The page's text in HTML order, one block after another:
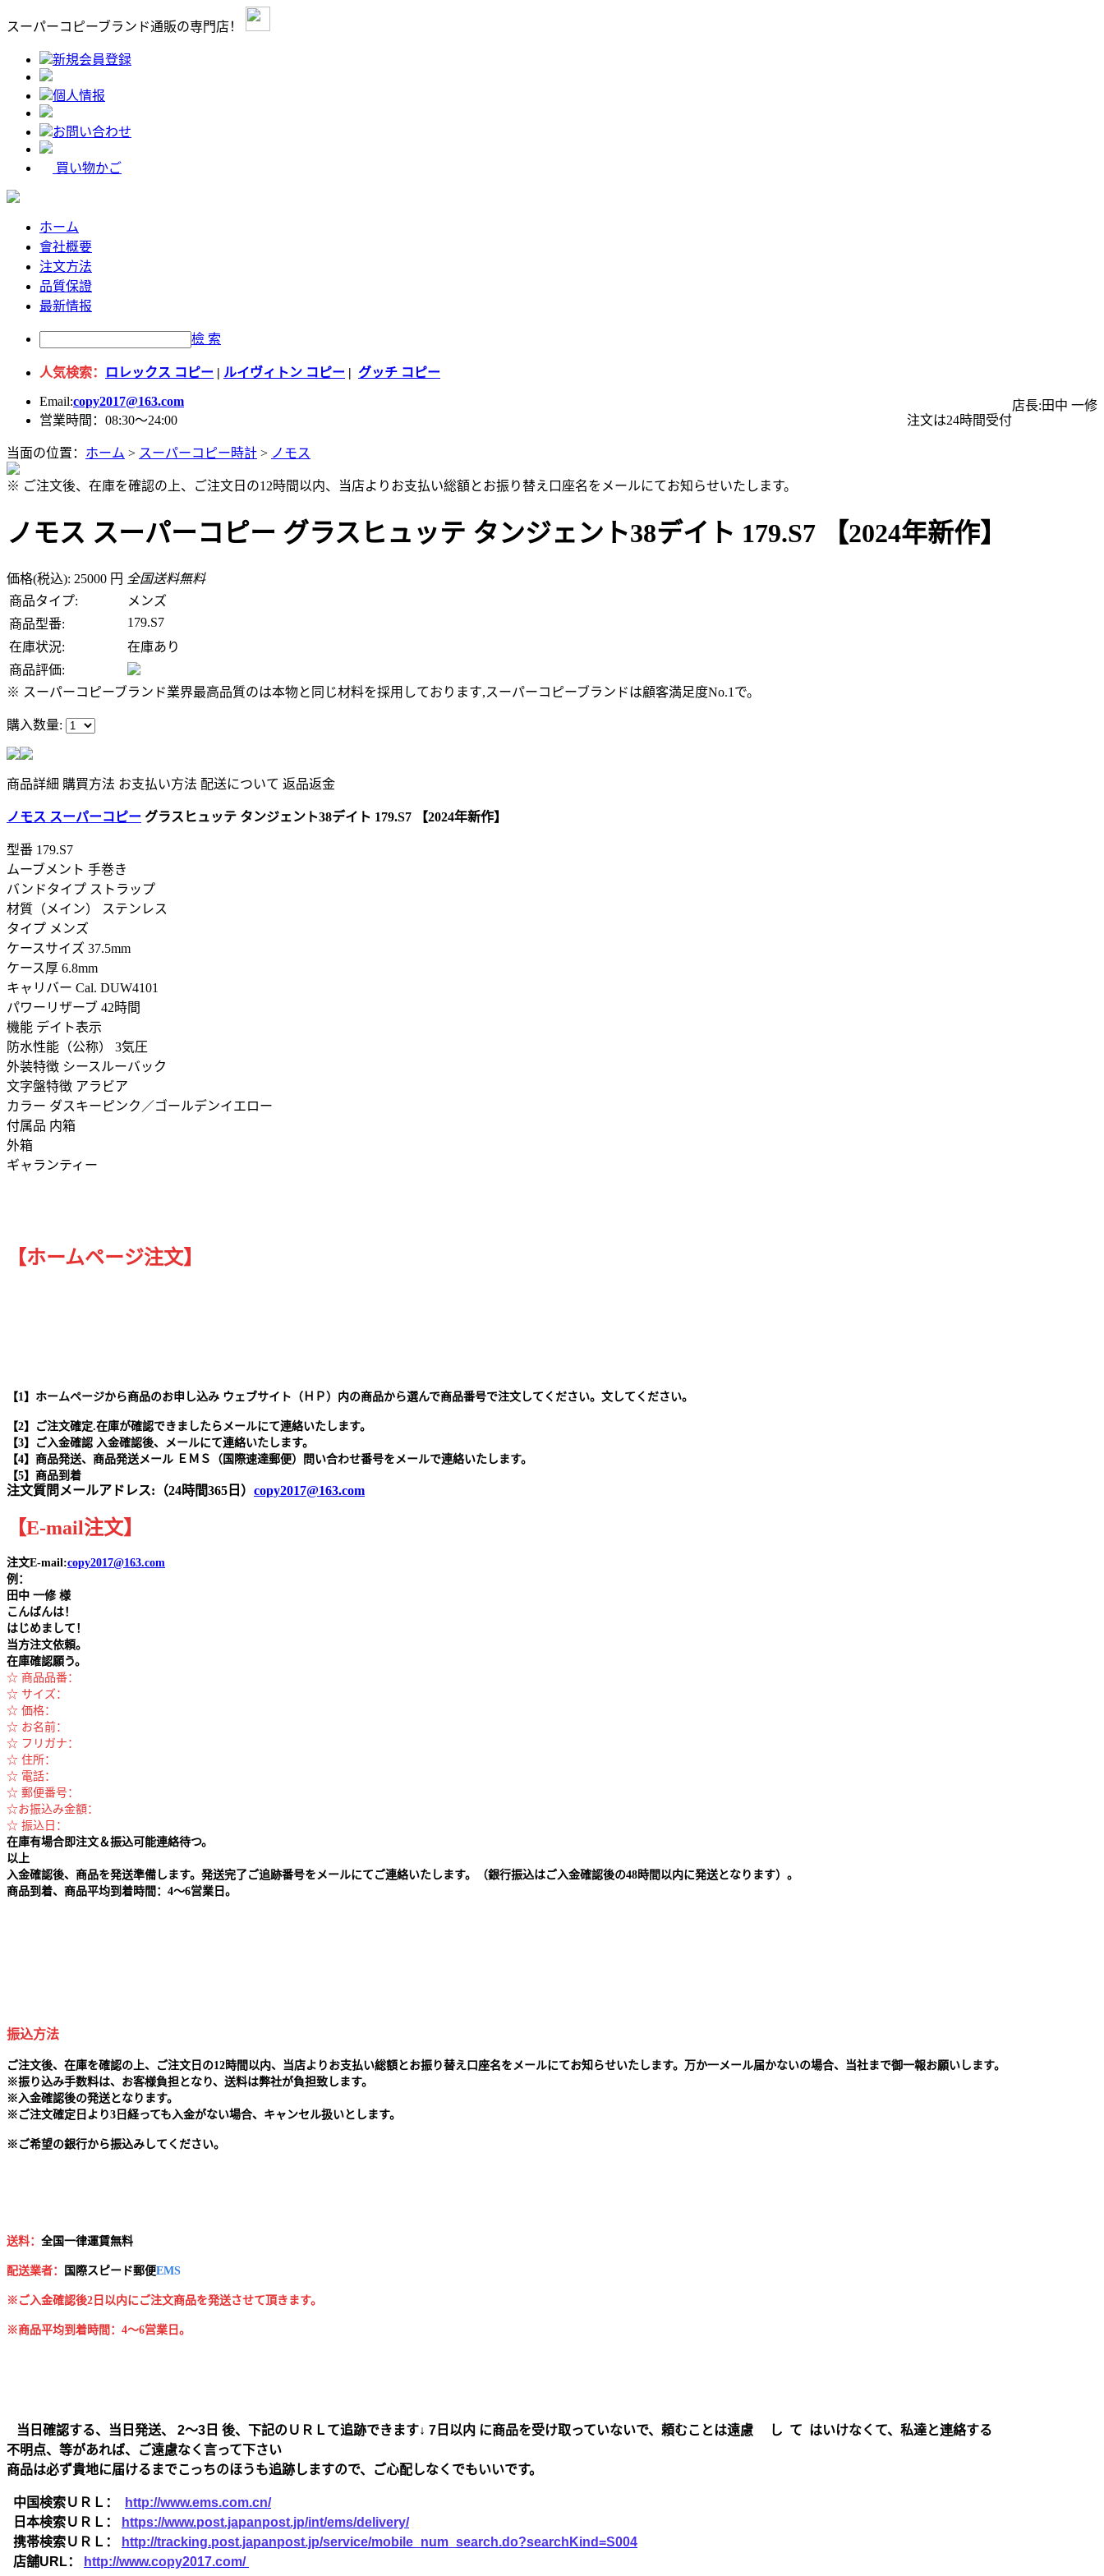
スーパーコピーブランド通販の専門店！
新規会員登録
個人情报
お問い合わせ
買い物かご
ホーム
會社概要
注文方法
品質保證
最新情报
檢 索
人気検索： ロレックス コピー | ルイヴィトン コピー | グッチ コピー
Email:copy2017@163.com
店長:田中 一修
営業時間：08:30～24:00
注文は24時間受付
当面の位置： ホーム > スーパーコピー時計 > ノモス
※ ご注文後、在庫を確認の上、ご注文日の12時間以内、当店よりお支払い総額とお振り替え口座名をメールにてお知らせいたします。
ノモス スーパーコピー グラスヒュッテ タンジェント38デイト 179.S7 【2024年新作】
価格(税込): 25000 円 全国送料無料
商品タイプ:
メンズ
商品型番:
179.S7
在庫状況:
在庫あり
商品評価:
※ スーパーコピーブランド業界最高品質のは本物と同じ材料を採用しております,スーパーコピーブランドは顧客満足度No.1で。
購入数量:
商品詳細 購買方法 お支払い方法 配送について 返品返金
ノモス スーパーコピー グラスヒュッテ タンジェント38デイト 179.S7 【2024年新作】
型番 179.S7
ムーブメント 手巻き
バンドタイプ ストラップ
材質（メイン） ステンレス
タイプ メンズ
ケースサイズ 37.5mm
ケース厚 6.8mm
キャリバー Cal. DUW4101
パワーリザーブ 42時間
機能 デイト表示
防水性能（公称） 3気圧
外装特徴 シースルーバック
文字盤特徴 アラビア
カラー ダスキーピンク／ゴールデンイエロー
付属品 内箱
外箱
ギャランティー
【ホームページ注文】
【1】ホームページから商品のお申し込み ウェブサイト（ＨＰ）内の商品から選んで商品番号で注文してください。文してください。
【2】ご注文確定.在庫が確認できましたらメールにて連絡いたします。
【3】ご入金確認 入金確認後、メールにて連絡いたします。
【4】商品発送、商品発送メール ＥＭＳ（国際速達郵便）問い合わせ番号をメールで連絡いたします。
【5】商品到着
注文質問メールアドレス:（24時間365日） copy2017@163.com
【E-mail注文】
注文E-mail:copy2017@163.com
例：
田中 一修 様
こんばんは！
はじめまして！
当方注文依頼。
在庫確認願う。
☆ 商品品番：
☆ サイズ：
☆ 価格：
☆ お名前：
☆ フリガナ：
☆ 住所：
☆ 電話：
☆ 郵便番号：
☆お振込み金額：
☆ 振込日：
在庫有場合即注文＆振込可能連絡待つ。
以上
入金確認後、商品を発送準備します。発送完了ご追跡番号をメールにてご連絡いたします。（銀行振込はご入金確認後の48時間以内に発送となります）。
商品到着、商品平均到着時間：4～6営業日。
振込方法
ご注文後、在庫を確認の上、ご注文日の12時間以内、当店よりお支払い総額とお振り替え口座名をメールにてお知らせいたします。万か一メール届かないの場合、当社まで御一報お願いします。
※振り込み手数料は、お客様負担となり、送料は弊社が負担致します。
※ 入金確認後の発送となります。
※ ご注文確定日より3日経っても入金がない場合、キャンセル扱いとします。
※ ご希望の銀行から振込みしてください。
送料： 全国一律運賃無料
配送業者： 国 際スピード郵便EMS
※ご入金確認後2日以内にご注文商品を発送させて頂きます。
※商品平均到着時間：4～6営業日。
当日確認する、当日発送、 2～3日 後、下記のＵＲＬて追跡できます↓ 7日以内 に商品を受け取っていないで、頼むことは遠慮 し て はいけなくて、私達と連絡する
不明点、等があれば、ご遠慮なく言って下さい
商品は必ず貴地に届けるまでこっちのほうも追跡しますので、ご心配しなくでもいいです。
中国検索ＵＲＬ：
http://www.ems.com.cn/
日本検索ＵＲＬ：
https://www.post.japanpost.jp/int/ems/delivery/
携帯検索ＵＲＬ：
http://tracking.post.japanpost.jp/service/mobile_num_search.do?searchKind=S004
店舗URL：
http://www.copy2017.com/